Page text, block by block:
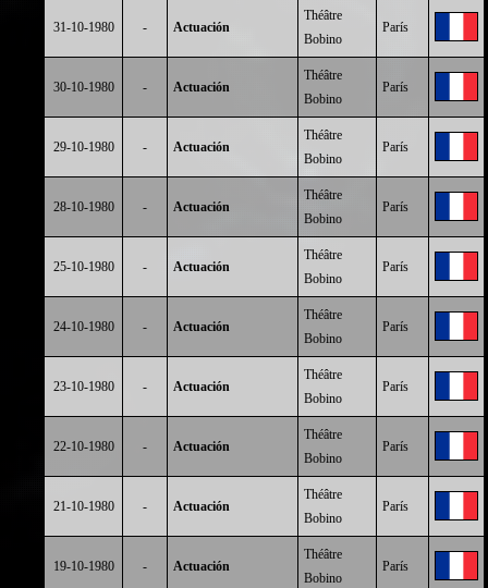
31-10-1980 - Actuación
Théâtre
Bobino
París
30-10-1980 - Actuación
Théâtre
Bobino
París
29-10-1980 - Actuación
Théâtre
Bobino
París
28-10-1980 - Actuación
Théâtre
Bobino
París
25-10-1980 - Actuación
Théâtre
Bobino
París
24-10-1980 - Actuación
Théâtre
Bobino
París
23-10-1980 - Actuación
Théâtre
Bobino
París
22-10-1980 - Actuación
Théâtre
Bobino
París
21-10-1980 - Actuación
Théâtre
Bobino
París
19-10-1980 - Actuación
Théâtre
Bobino
París